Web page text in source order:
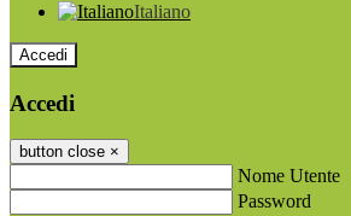
Italiano
Accedi
Accedi
button close ×
Nome Utente
Password